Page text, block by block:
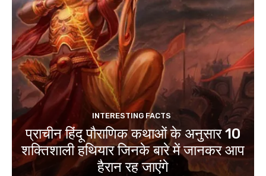
INTERESTING FACTS
प्राचीन हिंदू पौराणिक कथाओं के अनुसार 10
शक्तिशाली हथियार जिनके बारे में जानकर आप
हैरान रह जाएंगे